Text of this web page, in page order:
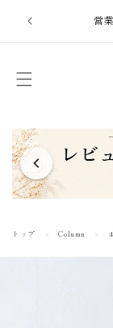
ンツに
営
トップ Column